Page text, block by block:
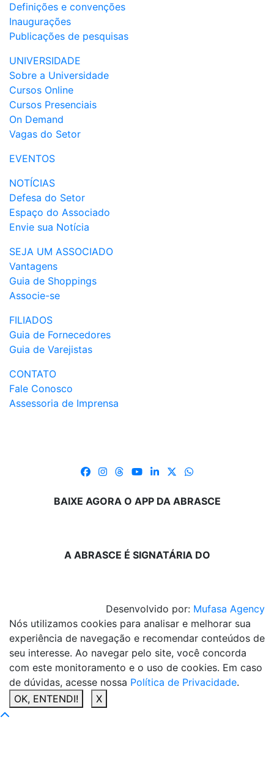
Definições e convenções
Inaugurações
Publicações de pesquisas
UNIVERSIDADE
Sobre a Universidade
Cursos Online
Cursos Presenciais
On Demand
Vagas do Setor
EVENTOS
NOTÍCIAS
Defesa do Setor
Espaço do Associado
Envie sua Notícia
SEJA UM ASSOCIADO
Vantagens
Guia de Shoppings
Associe-se
FILIADOS
Guia de Fornecedores
Guia de Varejistas
CONTATO
Fale Conosco
Assessoria de Imprensa
BAIXE AGORA O APP DA ABRASCE
A ABRASCE É SIGNATÁRIA DO
Desenvolvido por: Mufasa Agency
Nós utilizamos cookies para analisar e melhorar sua
experiência de navegação e recomendar conteúdos de
seu interesse. Ao navegar pelo site, você concorda
com este monitoramento e o uso de cookies. Em caso
de dúvidas, acesse nossa Política de Privacidade.
OK, ENTENDI!
X